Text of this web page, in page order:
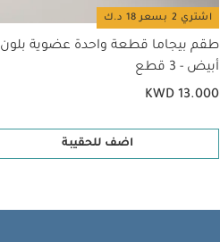
اشتري 2 بسعر 18 د.ك
طقم بيجاما قطعة واحدة عضوية بلون
أبيض - 3 قطع
KWD 13.000
اضف للحقيبة